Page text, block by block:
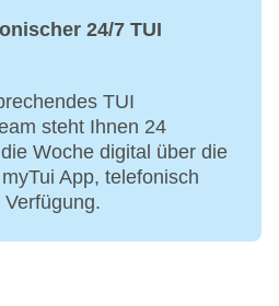
24/7 TUI
TUI
steht Ihnen 24
Woche digital über die
App, telefonisch